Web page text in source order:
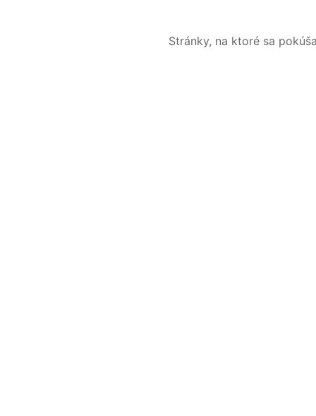
Stránky, na ktoré sa